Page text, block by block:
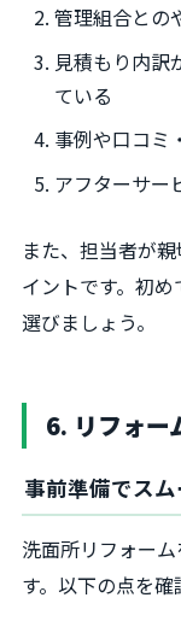
管理組合との
見積もり内訳
ている
事例や口コミ
アフターサー
また、担当者が
イントです。初
選びましょう。
6. リフォー
事前準備でス
洗面所リフォーム
す。以下の点を確